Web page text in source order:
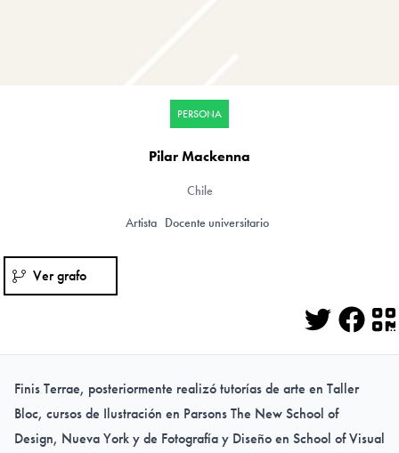
PERSONA
Pilar Mackenna
Chile
Artista Docente universitario
Ver grafo
Twitter
Finis Terrae, posteriormente realizó tutorías de arte en Taller
Bloc, cursos de Ilustración en Parsons The New School of
Design, Nueva York y de Fotografía y Diseño en School of Visual